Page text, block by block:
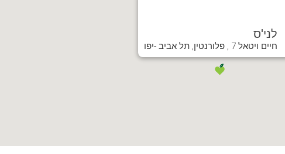
לני'ס
חיים ויטאל 7 , פלורנטין, תל אביב -יפו